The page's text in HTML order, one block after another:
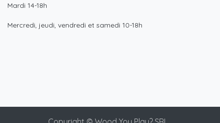
Mardi 14-18h
Mercredi, jeudi, vendredi et samedi 10-18h